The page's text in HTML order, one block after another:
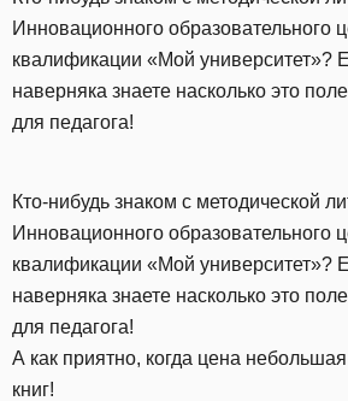
Инновационного образовательного
квалификации «Мой университет»?
наверняка знаете насколько это
для педагога!
Кто-нибудь знаком с методической
Инновационного образовательного
квалификации «Мой университет»?
наверняка знаете насколько это
для педагога!
А как приятно, когда цена небольшая
книг!